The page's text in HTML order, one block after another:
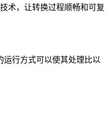
术，让转换过程顺畅和可复
运行方式可以使其处理比以